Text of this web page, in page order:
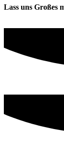
Lass uns Großes